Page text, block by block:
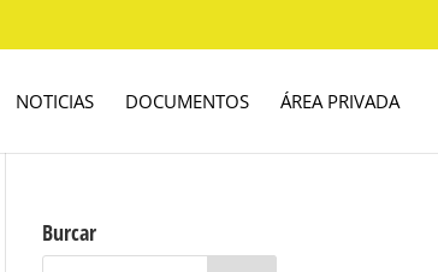
NOTICIAS DOCUMENTOS ÁREA PRIVADA
Burcar